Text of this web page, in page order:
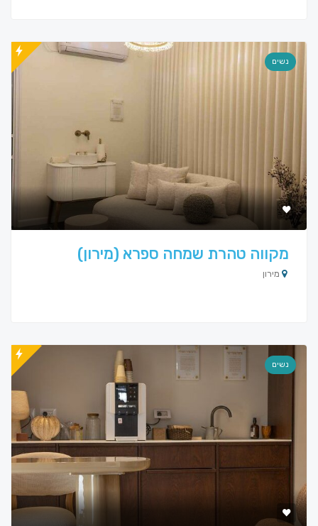
נשים
מקווה טהרת שמחה ספרא (מירון)
מירון
נשים